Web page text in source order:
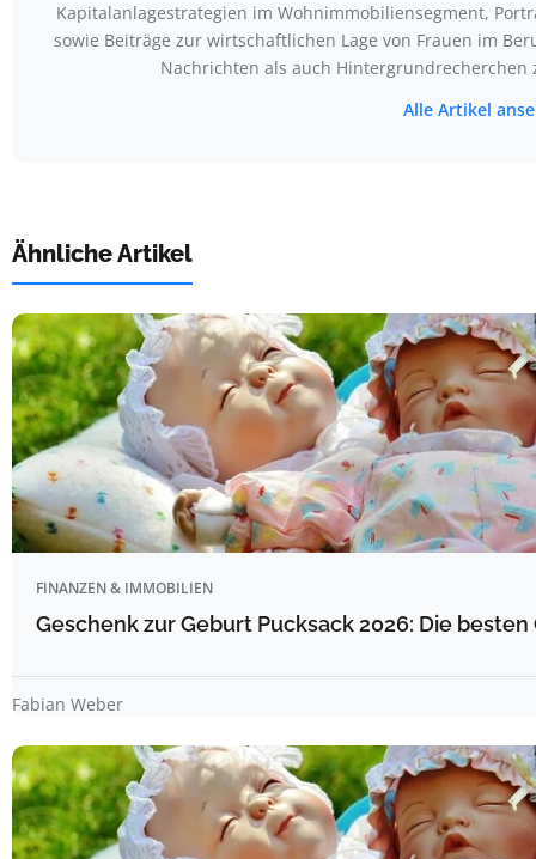
Kapitalanlagestrategien im Wohnimmobiliensegment,
sowie Beiträge zur wirtschaftlichen Lage von Frauen im
Nachrichten als auch
Alle Artikel
Ähnliche Artikel
FINANZEN & IMMOBILIEN
Geschenk zur Geburt Pucksack 2026: Die
Fabian Weber